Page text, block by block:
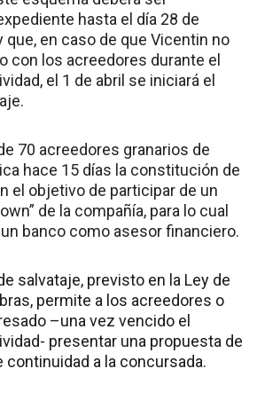
hasta el día 28 de
que, en caso de que Vicentin no
con los acreedores durante el
el 1 de abril se iniciará el
70 acreedores granarios de
hace 15 días la constitución de
el objetivo de participar de un
de la compañía, para lo cual
banco como asesor financiero.
salvataje, previsto en la Ley de
permite a los acreedores o
–una vez vencido el
presentar una propuesta de
continuidad a la concursada.